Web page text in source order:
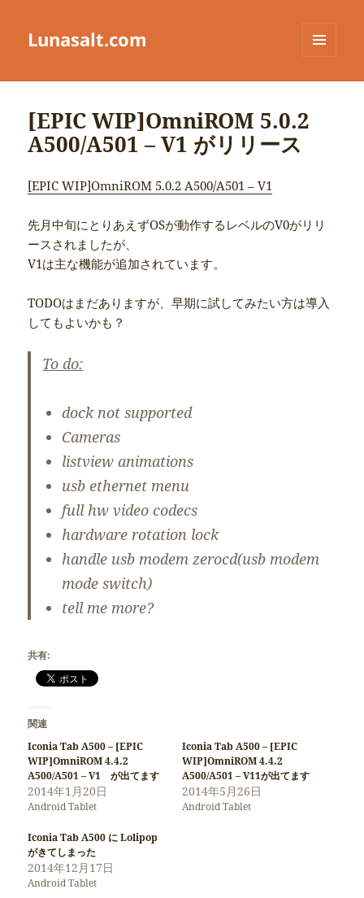
Lunasalt.com
ーとウ
[EPIC WIP]OmniROM 5.0.2
A500/A501 – V1 がリリース
[EPIC WIP]OmniROM 5.0.2 A500/A501 – V1
先月中旬にとりあえずOSが動作するレベルのV0がリリ
ースされましたが、
V1は主な機能が追加されています。
TODOはまだありますが、早期に試してみたい方は導入
してもよいかも？
To do:
dock not supported
Cameras
listview animations
usb ethernet menu
full hw video codecs
hardware rotation lock
handle usb modem zerocd(usb modem
mode switch)
tell me more?
共有:
関連
Iconia Tab A500 – [EPIC
WIP]OmniROM 4.4.2
A500/A501 – V1 が出てます
2014年1月20日
Android Tablet
Iconia Tab A500 – [EPIC
WIP]OmniROM 4.4.2
A500/A501 – V11が出てます
2014年5月26日
Android Tablet
Iconia Tab A500 に Lolipop
がきてしまった
2014年12月17日
Android Tablet